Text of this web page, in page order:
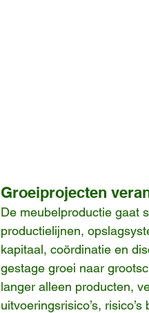
Groeiprojecten
De meubelproductie gaat
productielijnen,
kapitaal, coördinatie en
gestage groei naar
langer alleen producten,
uitvoeringsrisico’s,